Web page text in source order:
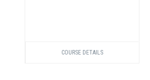
COURSE DETAILS